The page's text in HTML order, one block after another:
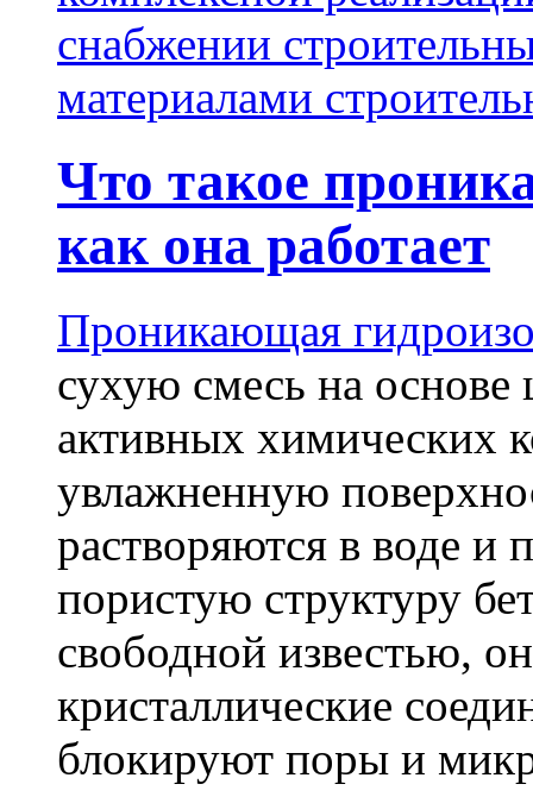
снабжении
материалами
Что такое
как она работает
Проникающая
сухую смесь на основе
активных химических
увлажненную
растворяются в воде и
пористую структуру
свободной известью,
кристаллические
блокируют поры и